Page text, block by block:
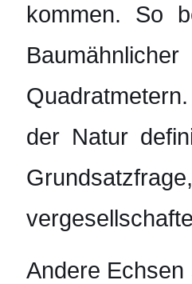
kommen. So
der Natur
Andere